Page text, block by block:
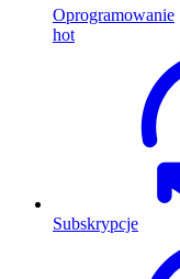
Oprogramowanie
hot
Subskrypcje